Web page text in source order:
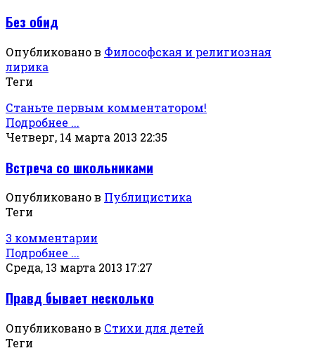
Без обид
Опубликовано в Философская и религиозная
лирика
Теги
Станьте первым комментатором!
Подробнее ...
Четверг, 14 марта 2013 22:35
Встреча со школьниками
Опубликовано в Публицистика
Теги
3 комментарии
Подробнее ...
Среда, 13 марта 2013 17:27
Правд бывает несколько
Опубликовано в Стихи для детей
Теги